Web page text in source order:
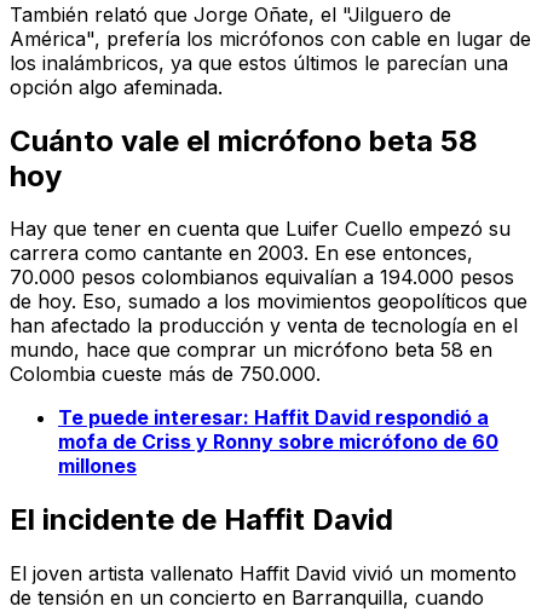
También relató que Jorge Oñate, el "Jilguero de
América", prefería los micrófonos con cable en lugar de
los inalámbricos, ya que estos últimos le parecían una
opción algo afeminada.
Cuánto vale el micrófono beta 58
hoy
Hay que tener en cuenta que Luifer Cuello empezó su
carrera como cantante en 2003. En ese entonces,
70.000 pesos colombianos equivalían a 194.000 pesos
de hoy. Eso, sumado a los movimientos geopolíticos que
han afectado la producción y venta de tecnología en el
mundo, hace que comprar un micrófono beta 58 en
Colombia cueste más de 750.000.
Te puede interesar: Haffit David respondió a
mofa de Criss y Ronny sobre micrófono de 60
millones
El incidente de Haffit David
El joven artista vallenato Haffit David vivió un momento
de tensión en un concierto en Barranquilla, cuando